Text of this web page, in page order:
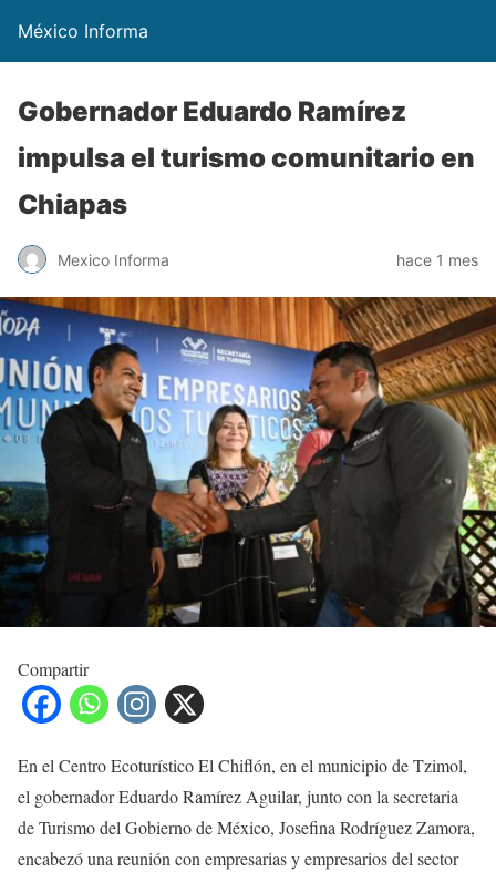
México Informa
Gobernador Eduardo Ramírez
impulsa el turismo comunitario en
Chiapas
Mexico Informa hace 1 mes
Compartir
En el Centro Ecoturístico El Chiflón, en el municipio de Tzimol,
el gobernador Eduardo Ramírez Aguilar, junto con la secretaria
de Turismo del Gobierno de México, Josefina Rodríguez Zamora,
encabezó una reunión con empresarias y empresarios del sector